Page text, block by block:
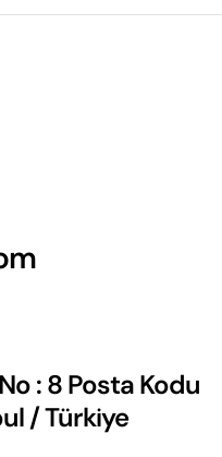
: 8 Posta Kodu
/ Türkiye